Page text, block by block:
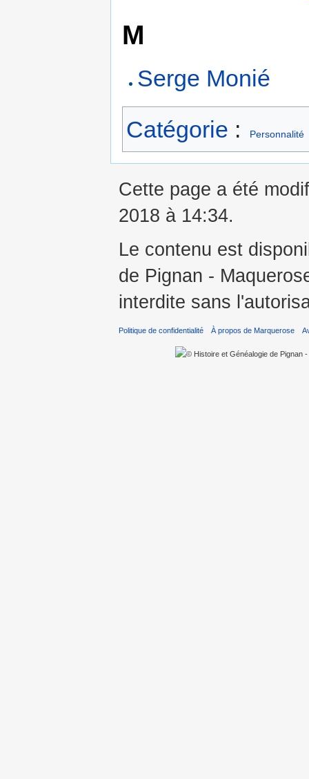
M
Serge Monié
Catégorie : Personnalité
Cette page a été
2018 à 14:34.
Le contenu est
de Pignan -
interdite sans
Politique de confidentialité À propos de Marquerose